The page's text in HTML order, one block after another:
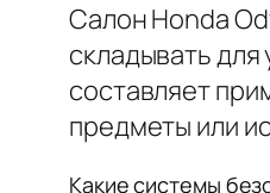
Салон Honda
складывать
составляет
предметы или
Какие системы